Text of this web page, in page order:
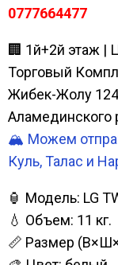
0777664477
🏢 1й+2й этаж |
Торговый
Жибек-Жолу 124
Аламединского
🏔️ Можем
Куль, Талас и
🏮 Модель: LG
💧 Объем: 11 кг.
📏 Размер